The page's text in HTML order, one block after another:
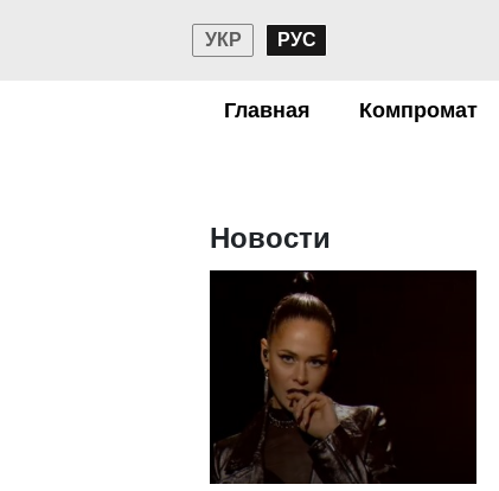
УКР РУС
Главная Компромат
Новости